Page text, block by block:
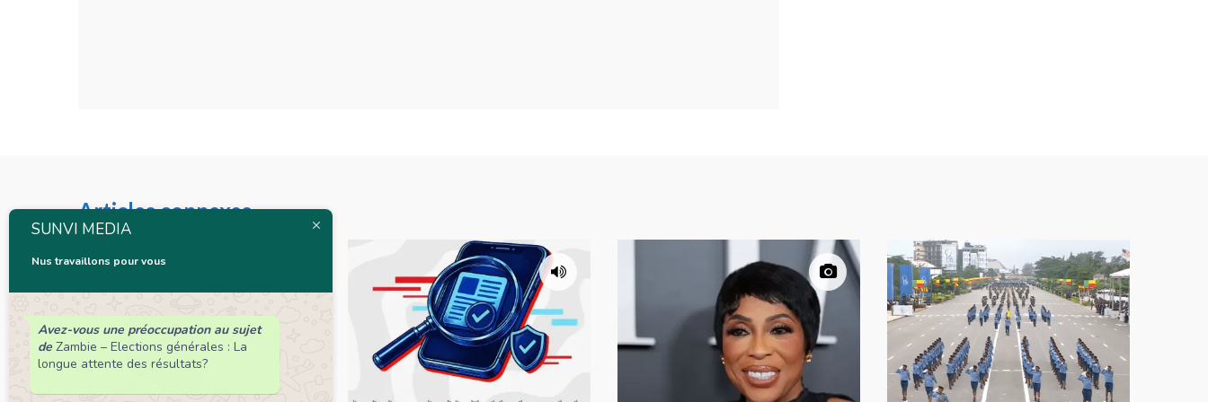
Articles connexes
SUNVI MEDIA
Nus travaillons pour vous
Avez-vous une préoccupation au sujet
de Zambie – Elections générales : La
longue attente des résultats?